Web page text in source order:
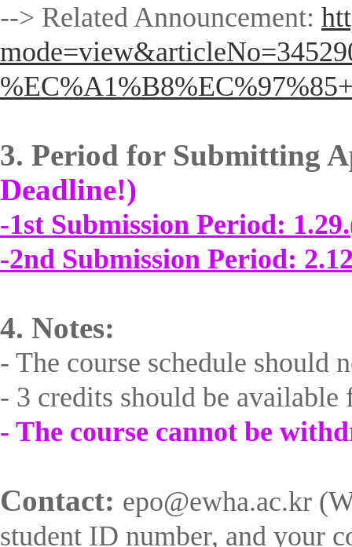
--> Related Announcement:
3. Period for Submitting
Deadline!)
-1st Submission Period:
-2nd Submission Period:
4. Notes:
- The course schedule should
- 3 credits should be
- The course cannot be
Contact: epo@ewha.ac.kr
student ID number, and your